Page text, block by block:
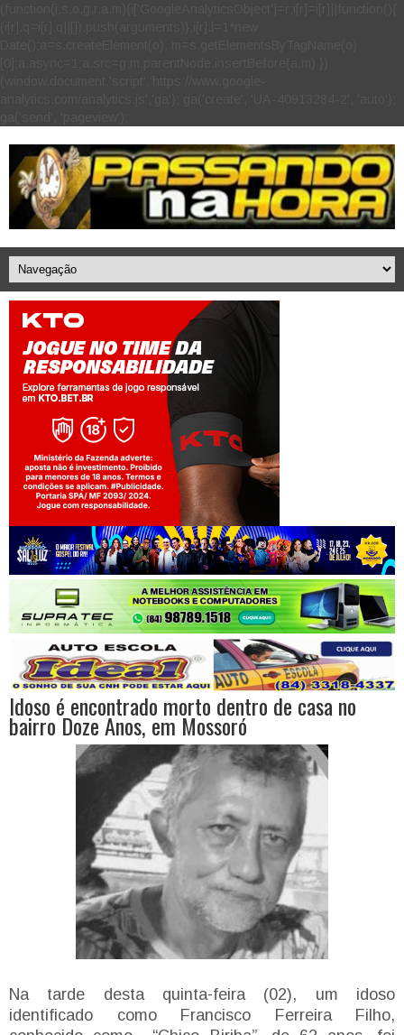
Jogue com responsabilidade. 18+
Idoso é encontrado morto dentro de casa no
bairro Doze Anos, em Mossoró
Na tarde desta quinta-feira (02), um idoso
identificado como Francisco Ferreira Filho,